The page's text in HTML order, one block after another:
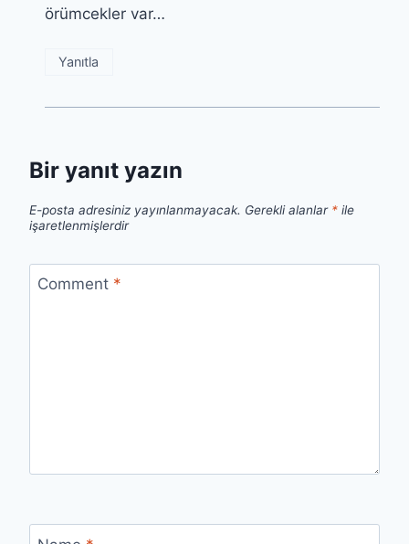
örümcekler var…
Yanıtla
Bir yanıt yazın
E-posta adresiniz yayınlanmayacak. Gerekli alanlar * ile
işaretlenmişlerdir
Comment *